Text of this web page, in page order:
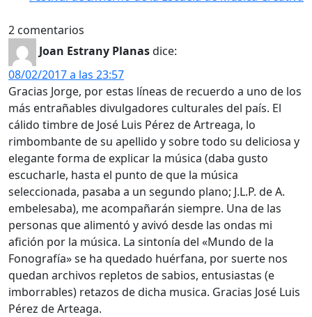
2 comentarios
Joan Estrany Planasdice:
08/02/2017 a las 23:57
Gracias Jorge, por estas líneas de recuerdo a uno de los
más entrañables divulgadores culturales del país. El
cálido timbre de José Luis Pérez de Artreaga, lo
rimbombante de su apellido y sobre todo su deliciosa y
elegante forma de explicar la música (daba gusto
escucharle, hasta el punto de que la música
seleccionada, pasaba a un segundo plano; J.L.P. de A.
embelesaba), me acompañarán siempre. Una de las
personas que alimentó y avivó desde las ondas mi
afición por la música. La sintonía del «Mundo de la
Fonografía» se ha quedado huérfana, por suerte nos
quedan archivos repletos de sabios, entusiastas (e
imborrables) retazos de dicha musica. Gracias José Luis
Pérez de Arteaga.